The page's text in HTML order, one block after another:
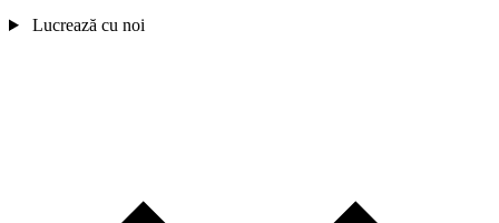
Lucrează cu noi